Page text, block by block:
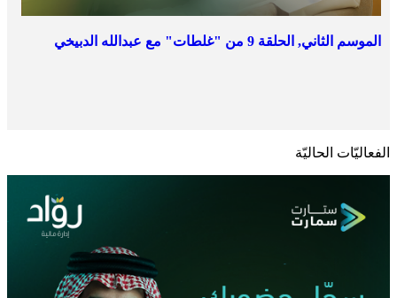
الموسم الثاني, الحلقة 9 من "غلطات" مع عبدالله الدبيخي
الفعاليّات الحاليّة